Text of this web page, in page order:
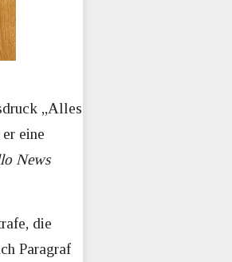
„Alles
eine
News
die
Paragraf